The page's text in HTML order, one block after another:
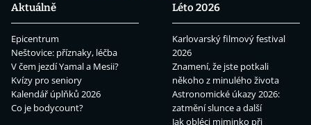
Aktuálně
Epicentrum
Neštovice: příznaky, léčba
V čem jezdí Yamal a Mesii?
Kvízy pro seniory
Kalendář úplňků 2026
Co je bodycount?
Léto 2026
Karlovarský filmový festival
2026
Znamení, že jste potkali
někoho z minulého života
Astronomické úkazy 2026:
zatmění slunce a další
Jak obléci miminko při